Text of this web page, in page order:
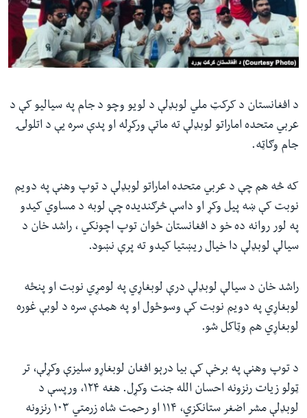
شئ
لټون
ځای
له مونږ سره په تماس کې پاتې شئ
د افغانستان د کرکټ ملي لوبډلې د لویو وچو د جام په سیالیو کې د
عربي متحده اماراتو لوبډلې ته ماتې ورکړله او پدې سره یې د اتلولۍ
جام وګاټه.
که څه هم چې د عربي متحده اماراتو لوبډلې د توپ وهنې په دویم
نوبت کې ښه پیل وکړ او داسې څرګندیده چې لوبه د مساوي کیدو
په لور روانه ده خو د افغانستان ځوان توپ اچونکي ، راشد خان د
سیالې لوبډلې دا خیال ریښتیا کیدو ته پرې نښود.
راشد خان د سیالې لوبډلې درې لوبغاړي په لومړي نوبت او پنځه
لوبغاړي په دویم نوبت کې وسوځول او په همدې سره د لوبې غوره
لوبغاړي هم وټاکل شو.
د توپ وهنې په برخې کې بیا درېو افغان لوبغاړو سلیزې وکړلې، تر
ټولو زیات رنزونه احسان الله جنت وکړل. هغه ۱۲۴، ورپسې د
لوبډلې مشر اضغر ستانکزي، ۱۱۴ او رحمت شاه زرمتي ۱۰۳ رنزونه